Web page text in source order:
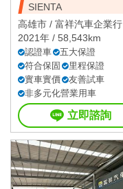
SIENTA
高雄市 / 富祥汽車企業行
2021年 / 58,543km
認證車
五大保證
符合保固
里程保證
實車實價
友善試車
非多元化營業用車
立即諮詢